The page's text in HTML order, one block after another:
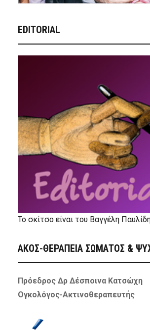
EDITORIAL
Το σκίτσο είναι του Βαγγέλη
ΑΚΟΣ-ΘΕΡΑΠΕΙΑ ΣΩΜΑΤΟΣ &
Πρόεδρος Δρ Δέσποινα Κατσώχη
Ογκολόγος-Ακτινοθεραπευτής